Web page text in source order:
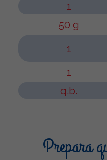
1
50 g
1
1
q.b.
Prepara